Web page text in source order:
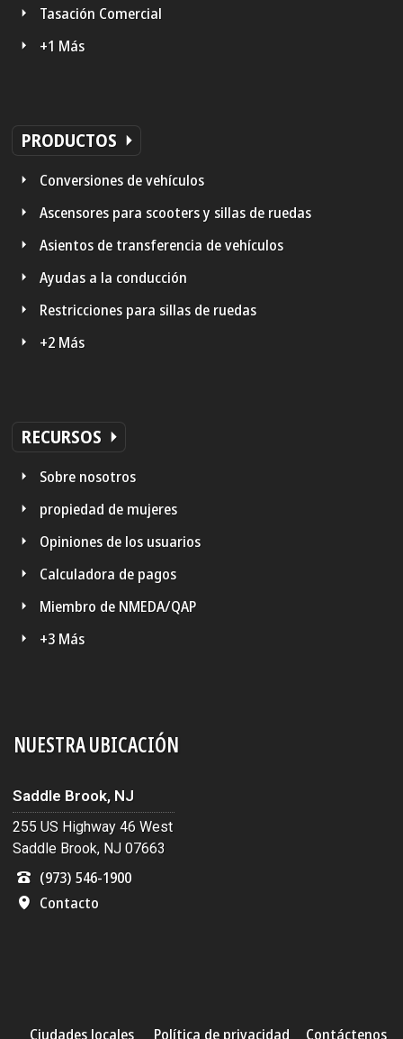
Tasación Comercial
+1 Más
PRODUCTOS
Conversiones de vehículos
Ascensores para scooters y sillas de ruedas
Asientos de transferencia de vehículos
Ayudas a la conducción
Restricciones para sillas de ruedas
+2 Más
RECURSOS
Sobre nosotros
propiedad de mujeres
Opiniones de los usuarios
Calculadora de pagos
Miembro de NMEDA/QAP
+3 Más
NUESTRA UBICACIÓN
Saddle Brook, NJ
255 US Highway 46 West
Saddle Brook, NJ 07663
(973) 546-1900
Contacto
Ciudades locales Política de privacidad Contáctenos